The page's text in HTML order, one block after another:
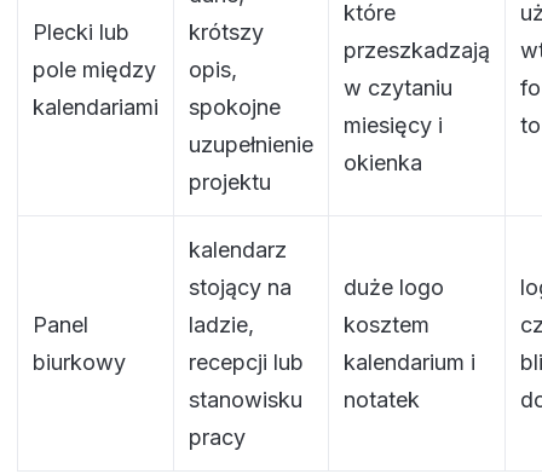
Plecki lub
pole między
kalendariami
krótszy
opis,
spokojne
uzupełnienie
projektu
które
przeszkadzają
w czytaniu
miesięcy i
okienka
Panel
biurkowy
kalendarz
stojący na
ladzie,
recepcji lub
stanowisku
pracy
duże logo
kosztem
kalendarium i
notatek